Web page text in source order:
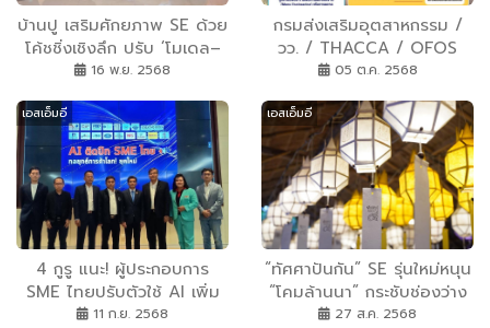
บ้านปู เสริมศักยภาพ SE ด้วย
โค้ชชิ่งเชิงลึก ปรับ ‘โมเดล–
แบรนด์’ ปั้น ‘เพลินไพร’
16 พ.ย. 2568
กรมส่งเสริมอุตสาหกรรม /
วว. / THACCA / OFOS
เชิญชวนร่วมกิจกรรมยกระดับ
อาหารระดับพรีเมี่ยม
05 ต.ค. 2568
เอสเอ็มอี
4 กูรู แนะ! ผู้ประกอบการ
SME ไทยปรับตัวใช้ AI เพิ่ม
ขีดความสามารถการแข่งขัน
11 ก.ย. 2568
เอสเอ็มอี
“ทัศศาปันกัน” SE รุ่นใหม่หนุน
“โคมล้านนา” กระชับช่องว่าง
ความเหลื่อมล้ำทางสังคมให้คน
27 ส.ค. 2568